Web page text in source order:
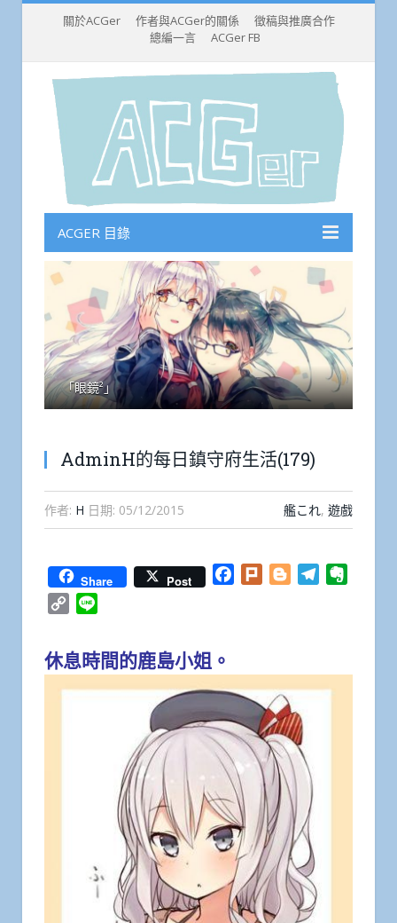
關於ACGer 作者與ACGer的關係
徵稿與推廣合作
總編一言
ACGer FB
ACGER 目錄
「眼鏡²」
AdminH的每日鎮守府生活(179)
作者: H 日期: 05/12/2015 艦これ, 遊戲
Share Post Facebook
Plurk BloggerTelegram
Copy
休息時間的鹿島小姐。